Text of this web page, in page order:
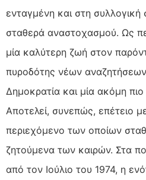
ενταγμένη και στη συλλογική
σταθερά αναστοχασμού. Ως
μία καλύτερη ζωή στον
πυροδότης νέων
Δημοκρατία και μία ακόμη πιο
Αποτελεί, συνεπώς, επέτειο
περιεχόμενο των οποίων
ζητούμενα των καιρών. Στα
από τον Ιούλιο του 1974, η